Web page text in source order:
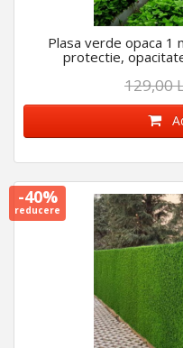
Plasa verde opaca 1
protectie,
129,00
-40%
reducere